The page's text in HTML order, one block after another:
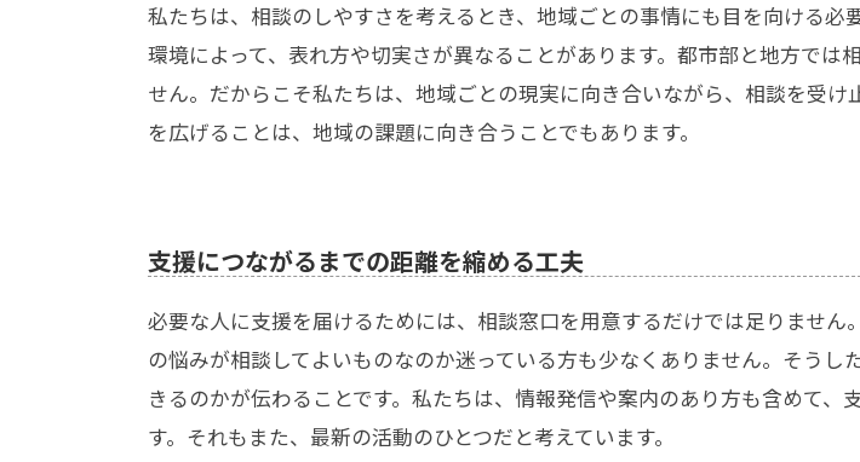
私たちは、相談のしやすさを考えるとき、地域ごとの事情にも目を向ける
環境によって、表れ方や切実さが異なることがあります。都市部と地方で
せん。だからこそ私たちは、地域ごとの現実に向き合いながら、相談を受
を広げることは、地域の課題に向き合うことでもあります。
支援につながるまでの距離を縮める工夫
必要な人に支援を届けるためには、相談窓口を用意するだけでは足りませ
の悩みが相談してよいものなのか迷っている方も少なくありません。そう
きるのかが伝わることです。私たちは、情報発信や案内のあり方も含めて
す。それもまた、最新の活動のひとつだと考えています。